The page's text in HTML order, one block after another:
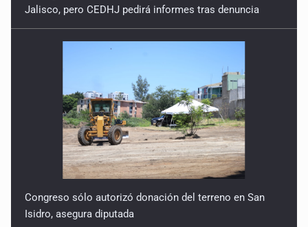
Jalisco, pero CEDHJ pedirá informes tras denuncia
Congreso sólo autorizó donación del terreno en San
Isidro, asegura diputada